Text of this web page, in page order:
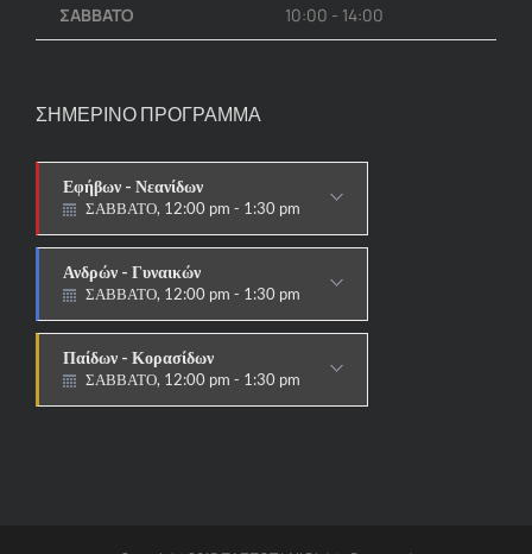
ΣΑΒΒΑΤΟ 10:00 - 14:00
ΣΗΜΕΡΙΝΟ ΠΡΟΓΡΑΜΜΑ
Εφήβων - Νεανίδων
ΣΑΒΒΑΤΟ, 12:00 pm - 1:30 pm
Ανδρών - Γυναικών
ΣΑΒΒΑΤΟ, 12:00 pm - 1:30 pm
Παίδων - Κορασίδων
ΣΑΒΒΑΤΟ, 12:00 pm - 1:30 pm